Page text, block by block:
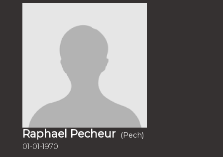
Raphael Pecheur
(Pech)
01-01-1970